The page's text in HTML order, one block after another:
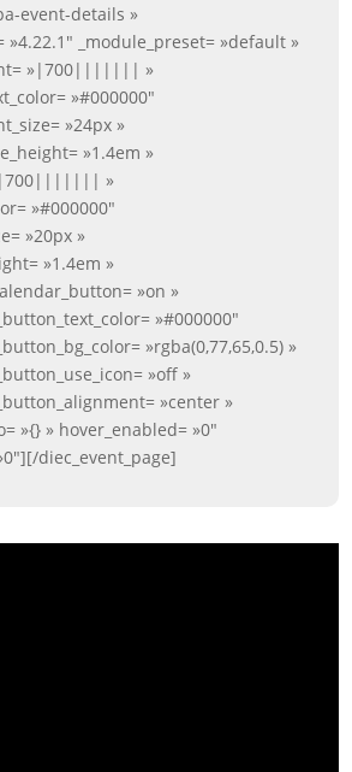
event-details »
»4.22.1″ _module_preset= »default »
»|700||||||| »
»#000000″
»24px »
»1.4em »
»
»#000000″
»20px »
»1.4em »
»on »
»#000000″
»rgba(0,77,65,0.5) »
»off »
»center »
»{} » hover_enabled= »0″
diec_event_page]